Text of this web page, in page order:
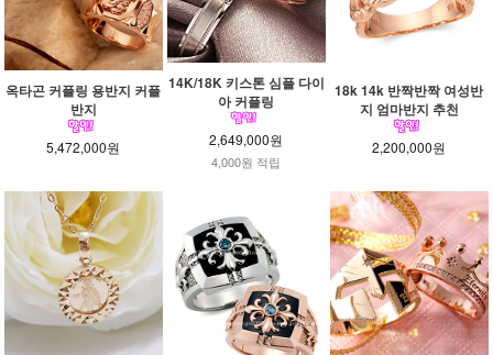
옥타곤 커플링 용반지 커플
반지
5,472,000원
14K/18K 키스톤 심플 다이
아 커플링
2,649,000원
4,000원 적립
18k 14k 반짝반짝 여성반
지 엄마반지 추천
2,200,000원